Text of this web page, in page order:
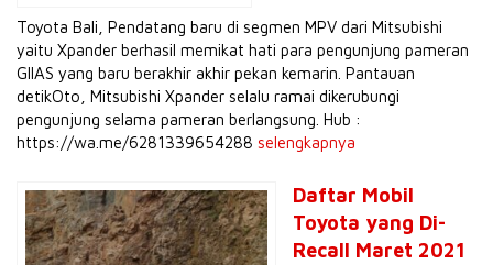
Toyota Bali, Pendatang baru di segmen MPV dari Mitsubishi
yaitu Xpander berhasil memikat hati para pengunjung pameran
GIIAS yang baru berakhir akhir pekan kemarin. Pantauan
detikOto, Mitsubishi Xpander selalu ramai dikerubungi
pengunjung selama pameran berlangsung. Hub :
https://wa.me/6281339654288 selengkapnya
Daftar Mobil
Toyota yang Di-
Recall Maret 2021